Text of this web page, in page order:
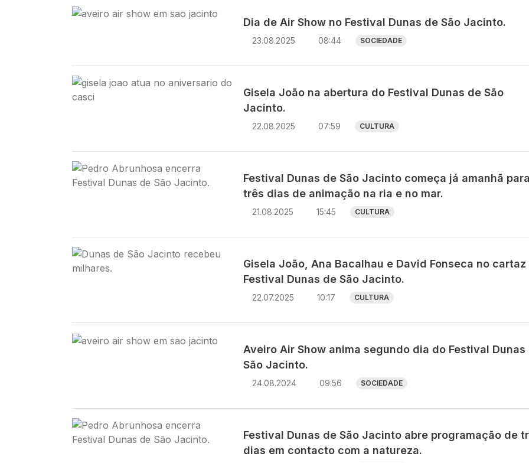
Imagem
Dia de Air Show no Festival Dunas de São Jacinto.
23.08.2025 08:44 SOCIEDADE
Imagem
Gisela João na abertura do Festival Dunas de São
Jacinto.
22.08.2025 07:59 CULTURA
Imagem
Festival Dunas de São Jacinto começa já amanhã
três dias de animação na ria e no mar.
21.08.2025 15:45 CULTURA
Imagem
Gisela João, Ana Bacalhau e David Fonseca no cartaz
Festival Dunas de São Jacinto.
22.07.2025 10:17 CULTURA
Imagem
Aveiro Air Show anima segundo dia do Festival Dunas
São Jacinto.
24.08.2024 09:56 SOCIEDADE
Imagem
Festival Dunas de São Jacinto abre programação de
dias em contacto com a natureza.